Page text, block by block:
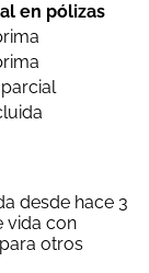
en pólizas
desde hace 3
vida con
otros